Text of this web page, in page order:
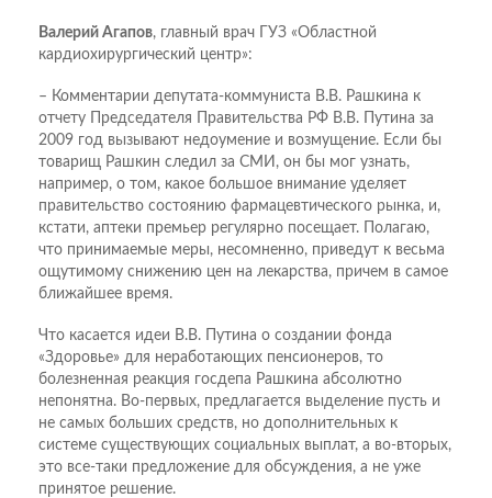
Валерий Агапов, главный врач ГУЗ «Областной
кардиохирургический центр»:
– Комментарии депутата-коммуниста В.В. Рашкина к
отчету Председателя Правительства РФ В.В. Путина за
2009 год вызывают недоумение и возмущение. Если бы
товарищ Рашкин следил за СМИ, он бы мог узнать,
например, о том, какое большое внимание уделяет
правительство состоянию фармацевтического рынка, и,
кстати, аптеки премьер регулярно посещает. Полагаю,
что принимаемые меры, несомненно, приведут к весьма
ощутимому снижению цен на лекарства, причем в самое
ближайшее время.
Что касается идеи В.В. Путина о создании фонда
«Здоровье» для неработающих пенсионеров, то
болезненная реакция госдепа Рашкина абсолютно
непонятна. Во-первых, предлагается выделение пусть и
не самых больших средств, но дополнительных к
системе существующих социальных выплат, а во-вторых,
это все-таки предложение для обсуждения, а не уже
принятое решение.